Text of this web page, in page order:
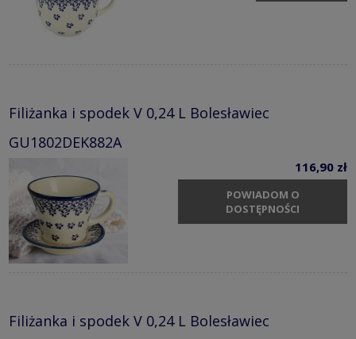
Filiżanka i spodek V 0,24 L Bolesławiec
GU1802DEK882A
116,90 zł
POWIADOM O
DOSTĘPNOŚCI
Filiżanka i spodek V 0,24 L Bolesławiec